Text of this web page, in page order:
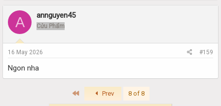
A annguyen45
Cửu Phẩm
16 May 2026 #159
Ngon nha
Prev 8 of 8